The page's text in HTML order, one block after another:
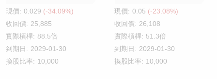
現價: 0.029 (-34.09%)
收回價: 25,885
實際槓桿: 88.5倍
到期日: 2029-01-30
換股比率: 10,000
現價: 0.05 (-23.08%)
收回價: 26,108
實際槓桿: 51.3倍
到期日: 2029-01-30
換股比率: 10,000